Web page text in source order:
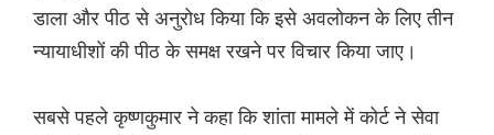
डाला और पीठ से अनुरोध किया कि इसे अवलोकन के लिए तीन
न्यायाधीशों की पीठ के समक्ष रखने पर विचार किया जाए।
सबसे पहले कृष्णकुमार ने कहा कि शांता मामले में कोर्ट ने सेवा